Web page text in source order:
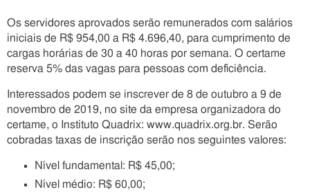
Os servidores aprovados serão remunerados com salários
iniciais de R$ 954,00 a R$ 4.696,40, para cumprimento de
cargas horárias de 30 a 40 horas por semana. O certame
reserva 5% das vagas para pessoas com deficiência.
Interessados podem se inscrever de 8 de outubro a 9 de
novembro de 2019, no site da empresa organizadora do
certame, o Instituto Quadrix: www.quadrix.org.br. Serão
cobradas taxas de inscrição serão nos seguintes valores:
Nível fundamental: R$ 45,00;
Nível médio: R$ 60,00;